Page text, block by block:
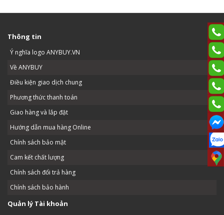
Thông tin
Ý nghĩa logo ANYBUY.VN
Về ANYBUY
Điều kiện giao dịch chung
Phương thức thanh toán
Giao hàng và lắp đặt
Hướng dẫn mua hàng Online
Chính sách bảo mật
Cam kết chất lượng
Chính sách đổi trả hàng
Chính sách bảo hành
Quản lý Tài khoản